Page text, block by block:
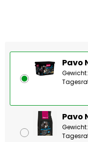
Pavo
Gewicht:
Pavo
Gewicht: